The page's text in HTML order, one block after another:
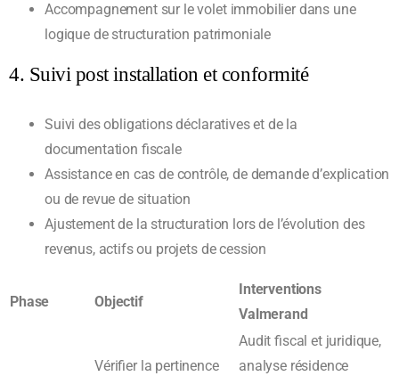
Accompagnement sur le volet immobilier dans une
logique de structuration patrimoniale
4. Suivi post installation et conformité
Suivi des obligations déclaratives et de la
documentation fiscale
Assistance en cas de contrôle, de demande d’explication
ou de revue de situation
Ajustement de la structuration lors de l’évolution des
revenus, actifs ou projets de cession
Phase Objectif
Interventions
Valmerand
Vérifier la pertinence
Audit fiscal et juridique,
analyse résidence